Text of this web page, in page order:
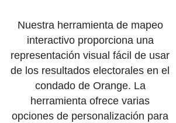
Nuestra herramienta de mapeo
interactivo proporciona una
representación visual fácil de usar
de los resultados electorales en el
condado de Orange. La
herramienta ofrece varias
opciones de personalización para